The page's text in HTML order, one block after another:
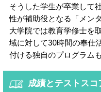
そうした学生が卒業して
性が補助役となる「メン
大学院では教育学修士を
域に対して30時間の奉仕
付ける独自のプログラムも
成績とテストスコ